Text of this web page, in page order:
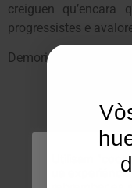
creiguen
progressistes e
Demori es tues
Utilisam
ua